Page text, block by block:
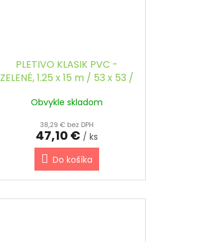
PLETIVO KLASIK PVC -
ZELENÉ, 1.25 x 15 m / 53 x 53 /
Obvykle skladom
38,29 € bez DPH
47,10 € / ks
Do košíka